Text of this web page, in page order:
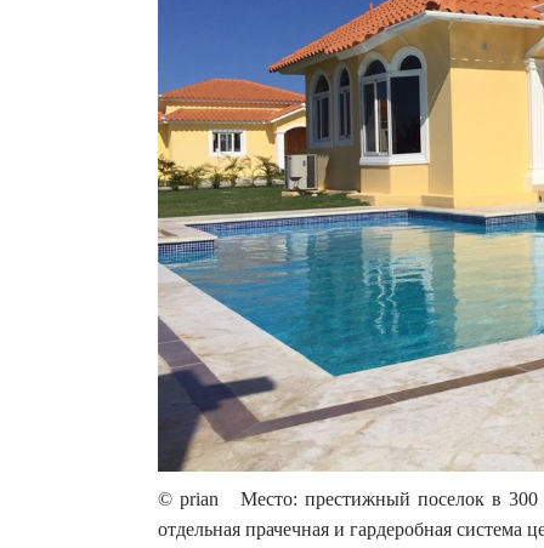
© prian Место: престижный поселок в 300
отдельная прачечная и гардеробная система